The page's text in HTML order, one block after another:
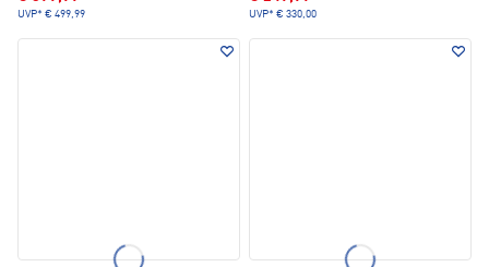
UVP* € 499,99 UVP* € 330,00